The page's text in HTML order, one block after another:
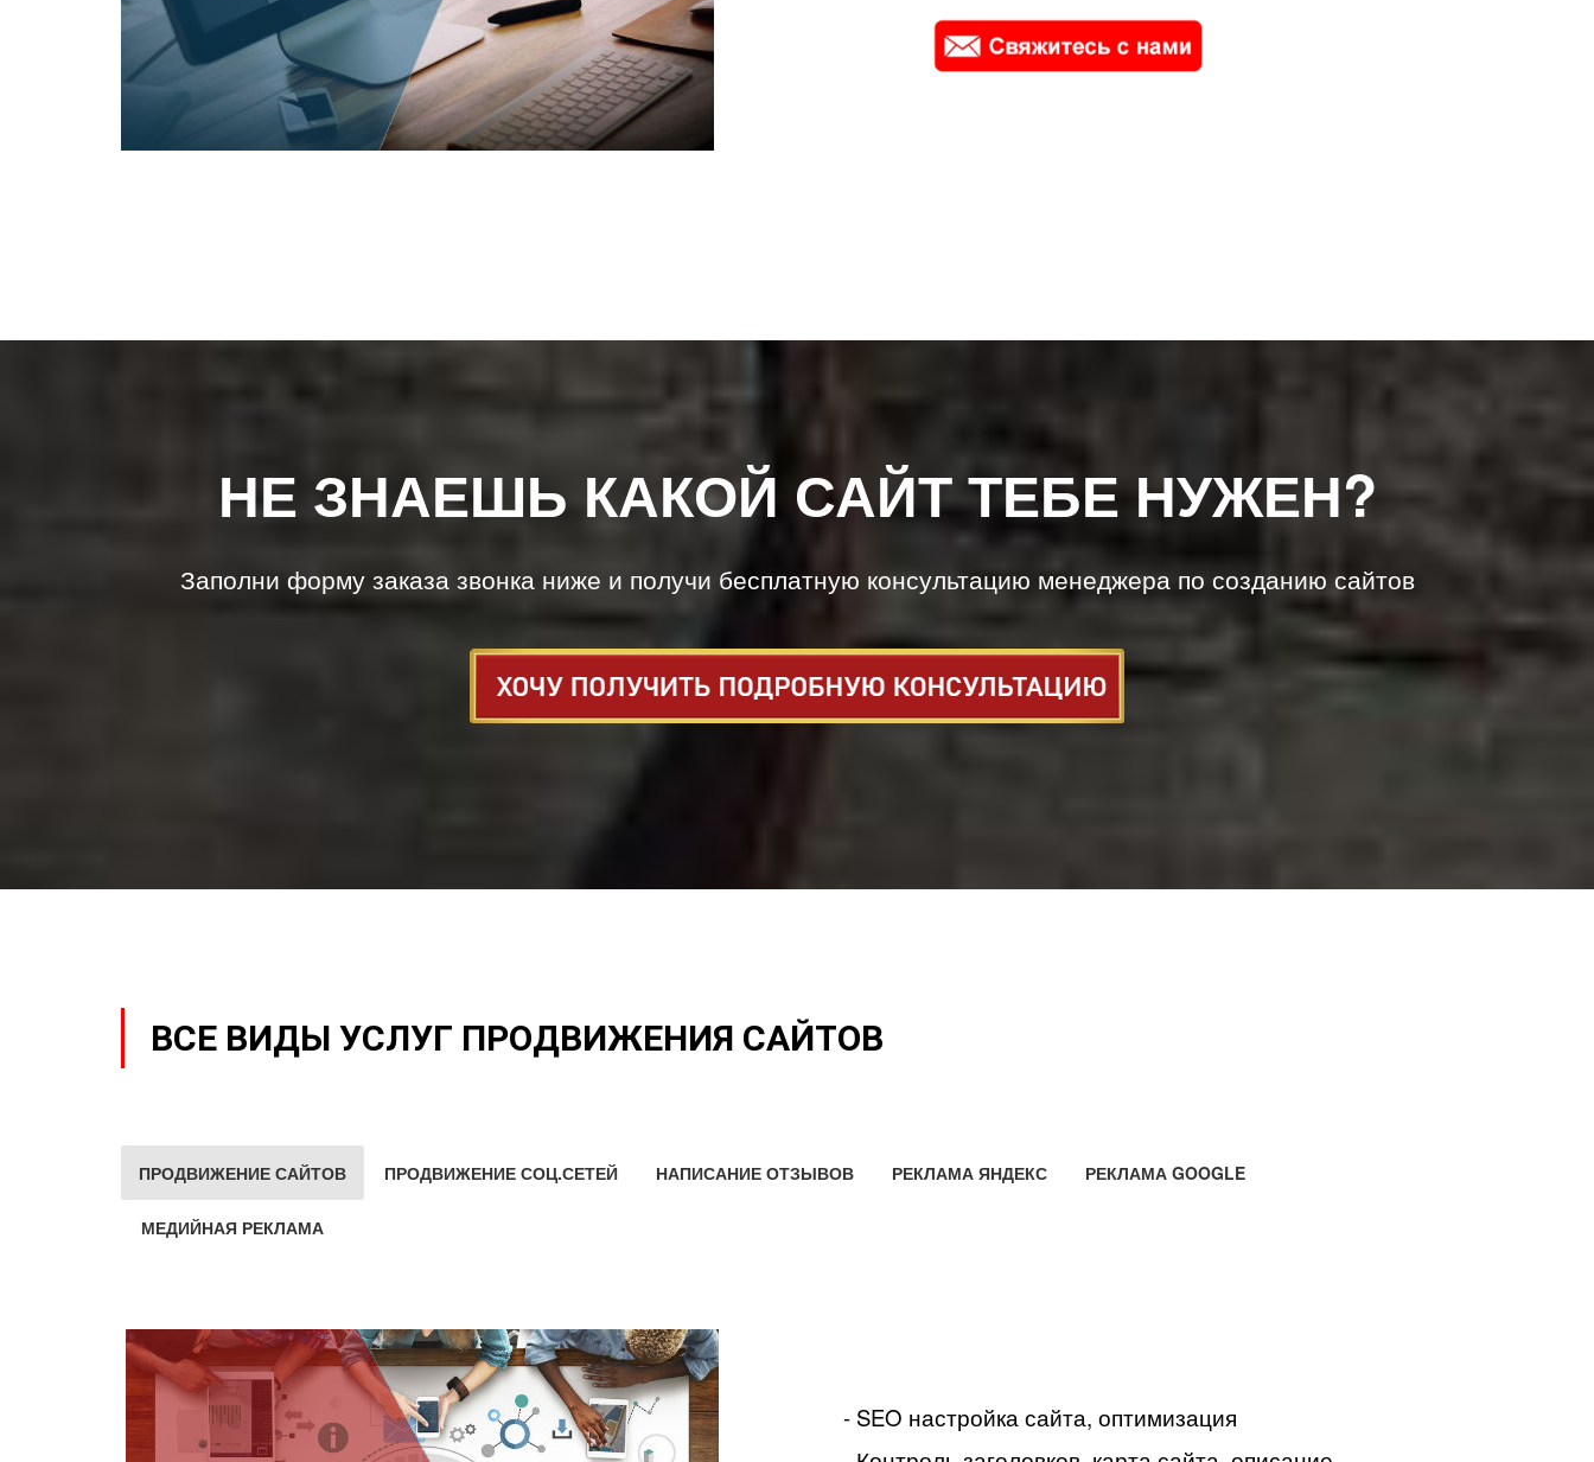
НЕ ЗНАЕШЬ КАКОЙ САЙТ ТЕБЕ НУЖЕН?
Заполни форму заказа звонка ниже и получи бесплатную консультацию менеджера по созданию сайтов
ВСЕ ВИДЫ УСЛУГ ПРОДВИЖЕНИЯ САЙТОВ
ПРОДВИЖЕНИЕ САЙТОВ ПРОДВИЖЕНИЕ СОЦ.СЕТЕЙ НАПИСАНИЕ ОТЗЫВОВ РЕКЛАМА ЯНДЕКС РЕКЛАМА GOOGLE
МЕДИЙНАЯ РЕКЛАМА
- SEO настройка сайта, оптимизация